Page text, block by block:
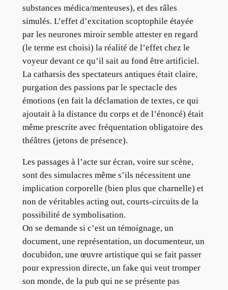
substances médica/menteuses), et des râles
simulés. L’effet d’excitation scoptophile étayée
par les neurones miroir semble attester en regard
(le terme est choisi) la réalité de l’effet chez le
voyeur devant ce qu’il sait au fond être artificiel.
La catharsis des spectateurs antiques était claire,
purgation des passions par le spectacle des
émotions (en fait la déclamation de textes, ce qui
ajoutait à la distance du corps et de l’énoncé) était
même prescrite avec fréquentation obligatoire des
théâtres (jetons de présence).
Les passages à l’acte sur écran, voire sur scène,
sont des simulacres même s’ils nécessitent une
implication corporelle (bien plus que charnelle) et
non de véritables acting out, courts-circuits de la
possibilité de symbolisation.
On se demande si c’est un témoignage, un
document, une représentation, un documenteur, un
docubidon, une œuvre artistique qui se fait passer
pour expression directe, un fake qui veut tromper
son monde, de la pub qui ne se présente pas